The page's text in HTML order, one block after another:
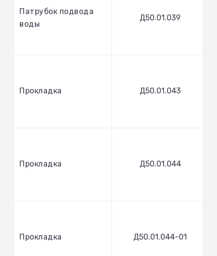
Патрубок подвода
воды
Д50.01.039
Прокладка Д50.01.043
Прокладка Д50.01.044
Прокладка Д50.01.044-01